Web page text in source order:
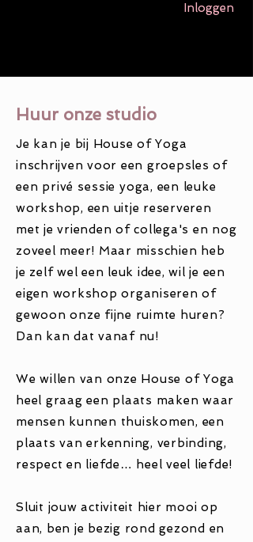
Inloggen
Huur onze studio
Je kan je bij House of Yoga
inschrijven voor een groepsles of
een privé sessie yoga, een leuke
workshop, een uitje reserveren
met je vrienden of collega's en nog
zoveel meer! Maar misschien heb
je zelf wel een leuk idee, wil je een
eigen workshop organiseren of
gewoon onze fijne ruimte huren?
Dan kan dat vanaf nu!
We willen van onze House of Yoga
heel graag een plaats maken waar
mensen kunnen thuiskomen, een
plaats van erkenning, verbinding,
respect en liefde… heel veel liefde!
Sluit jouw activiteit hier mooi op
aan, ben je bezig rond gezond en